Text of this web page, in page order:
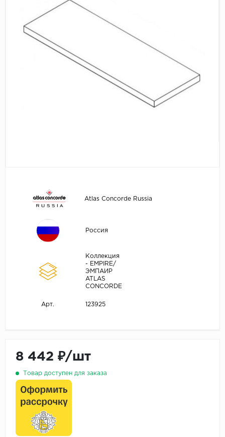
Atlas Concorde Russia
Россия
Коллекция
- EMPIRE/
ЭМПАИР
ATLAS
CONCORDE
Арт. 123925
8 442 ₽/шт
Товар доступен для заказа